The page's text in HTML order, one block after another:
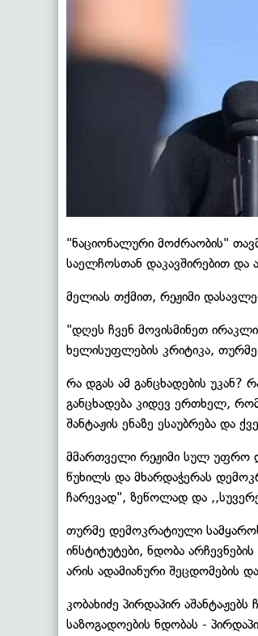
"ნაციონალური მოძრაობის"
საელჩოსთან დაკავშირებით და
მელიას თქმით, რეჟიმი
"დღეს ჩვენ მოვისმინეთ
ხელისუფლების კრიტიკა,
რა დგას ამ განცხადების უკან?
განცხადება კიდევ ერთხელ,
შანტაჟის ენაზე ესაუბრება და
მმართველი რეჟიმი სულ უფრო
წუხილს და მხარდაჭერას
ჩარევად", ზეწოლად და
თურმე დემოკრატიული
ინსტიტუტები, ნდობა
არის ადამიანური შეცდომების
კობახიძე პირდაპირ
საზოგადოების ნდობას -